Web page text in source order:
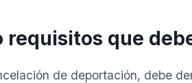
requisitos que
de deportación, debe